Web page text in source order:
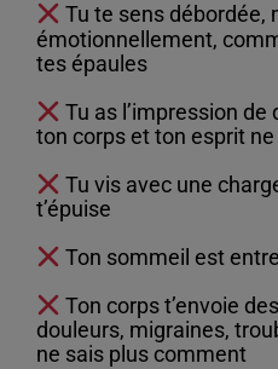
Tu te sens débordée,
émotionnellement,
tes épaules
Tu as l’impression
ton corps et ton esprit
Tu vis avec une
t’épuise
Ton sommeil est
Ton corps t’envoie
douleurs, migraines,
ne sais plus comment